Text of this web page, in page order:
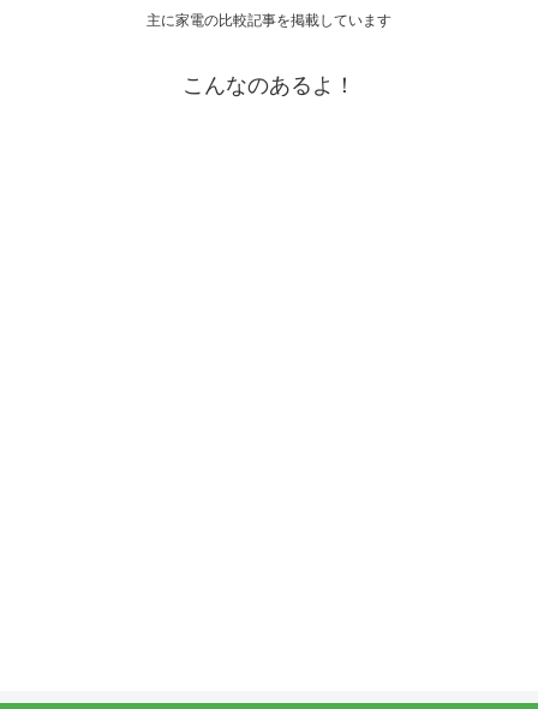
主に家電の比較記事を掲載しています
こんなのあるよ！